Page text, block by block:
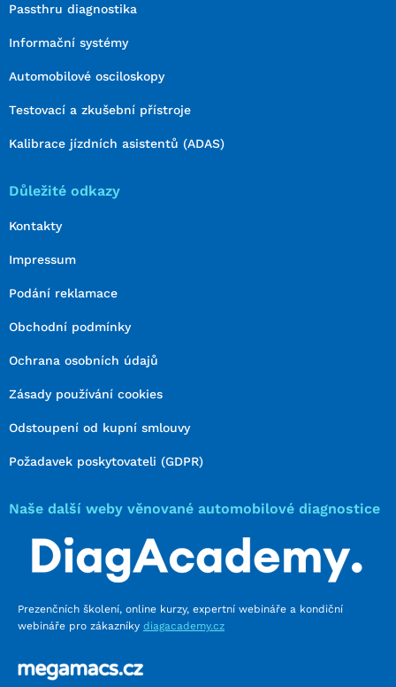
Passthru diagnostika
Informační systémy
Automobilové osciloskopy
Testovací a zkušební přístroje
Kalibrace jízdních asistentů (ADAS)
Důležité odkazy
Kontakty
Impressum
Podání reklamace
Obchodní podmínky
Ochrana osobních údajů
Zásady používání cookies
Odstoupení od kupní smlouvy
Požadavek poskytovateli (GDPR)
Naše další weby věnované automobilové diagnostice
Prezenčních školení, online kurzy, expertní webináře a kondiční
webináře pro zákazníky diagacademy.cz